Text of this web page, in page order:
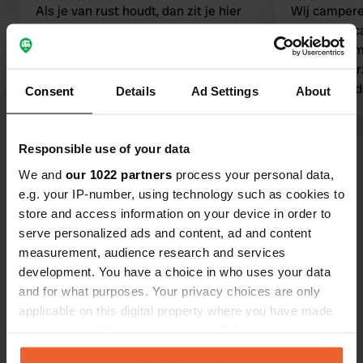
Consent Details Ad Settings About
Responsible use of your data
We and our 1022 partners process your personal data,
e.g. your IP-number, using technology such as cookies to
store and access information on your device in order to
serve personalized ads and content, ad and content
measurement, audience research and services
development. You have a choice in who uses your data
and for what purposes. Your privacy choices are only
applicable on this digital property where you have made
any time from the Cookie Declaration or by clicking on
Als je van rust houdt, dan zit je hier
Wij
Fijn dat er
deze bij
ligging,
en
perfecte
Bekijk alle 54 reviews
Ben jij hier geweest?
Contact